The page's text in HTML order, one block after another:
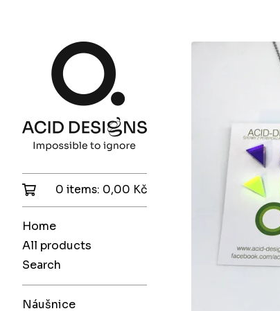
0 items: 0,00 Kč
Home
All products
Search
Náušnice